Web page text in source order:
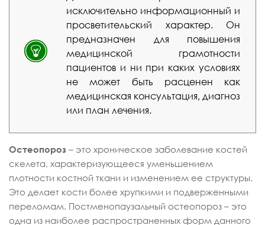
исключительно информационный и
просветительский характер. Он
предназначен для повышения
медицинской грамотности
пациентов и ни при каких условиях
не может быть расценен как
медицинская консультация, диагноз
или план лечения.
Остеопороз – это хроническое заболевание костей
скелета, характеризующееся уменьшением
плотности костной ткани и изменением ее структуры.
Это делает кости более хрупкими и подверженными
переломам. Постменопаузальный остеопороз – это
одна из наиболее распространенных форм данного